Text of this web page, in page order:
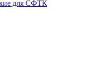
для СФТК